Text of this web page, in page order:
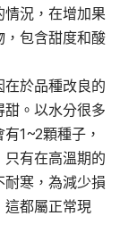
況，在增加果
，包含甜度和酸
在於品種改良的
。以水分很多
1~2顆種子，
有在高溫期的
寒，為減少損
這都屬正常現